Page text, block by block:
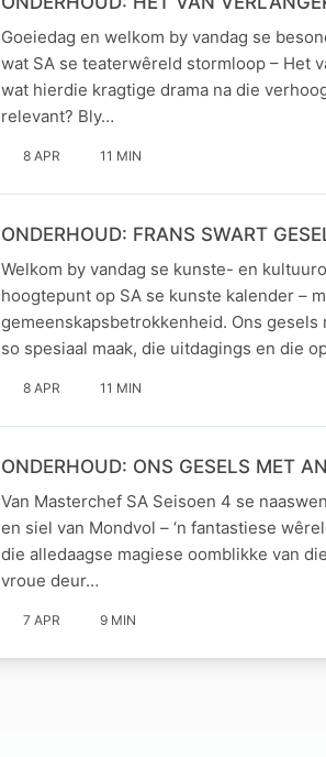
Goeiedag en welkom by vandag se
wat SA se teaterwêreld stormloop – Het
wat hierdie kragtige drama na die
relevant? Bly…
8 APR 11 MIN
ONDERHOUD: FRANS SWART
Welkom by vandag se kunste- en
hoogtepunt op SA se kunste kalender –
gemeenskapsbetrokkenheid. Ons
so spesiaal maak, die uitdagings en die
8 APR 11 MIN
ONDERHOUD: ONS GESELS MET
Van Masterchef SA Seisoen 4 se
en siel van Mondvol – ‘n fantastiese
die alledaagse magiese oomblikke van
vroue deur…
7 APR 9 MIN